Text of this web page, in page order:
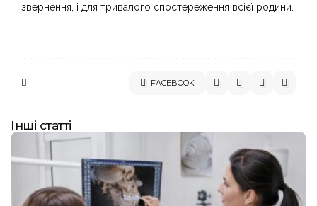
звернення, і для тривалого спостереження всієї родини.
FACEBOOK
Інші статті